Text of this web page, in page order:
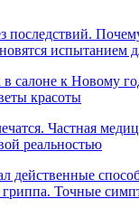
последствий.
испытанием
салоне к Новому
красоты
Частная
реальностью
действенные
гриппа. Точные